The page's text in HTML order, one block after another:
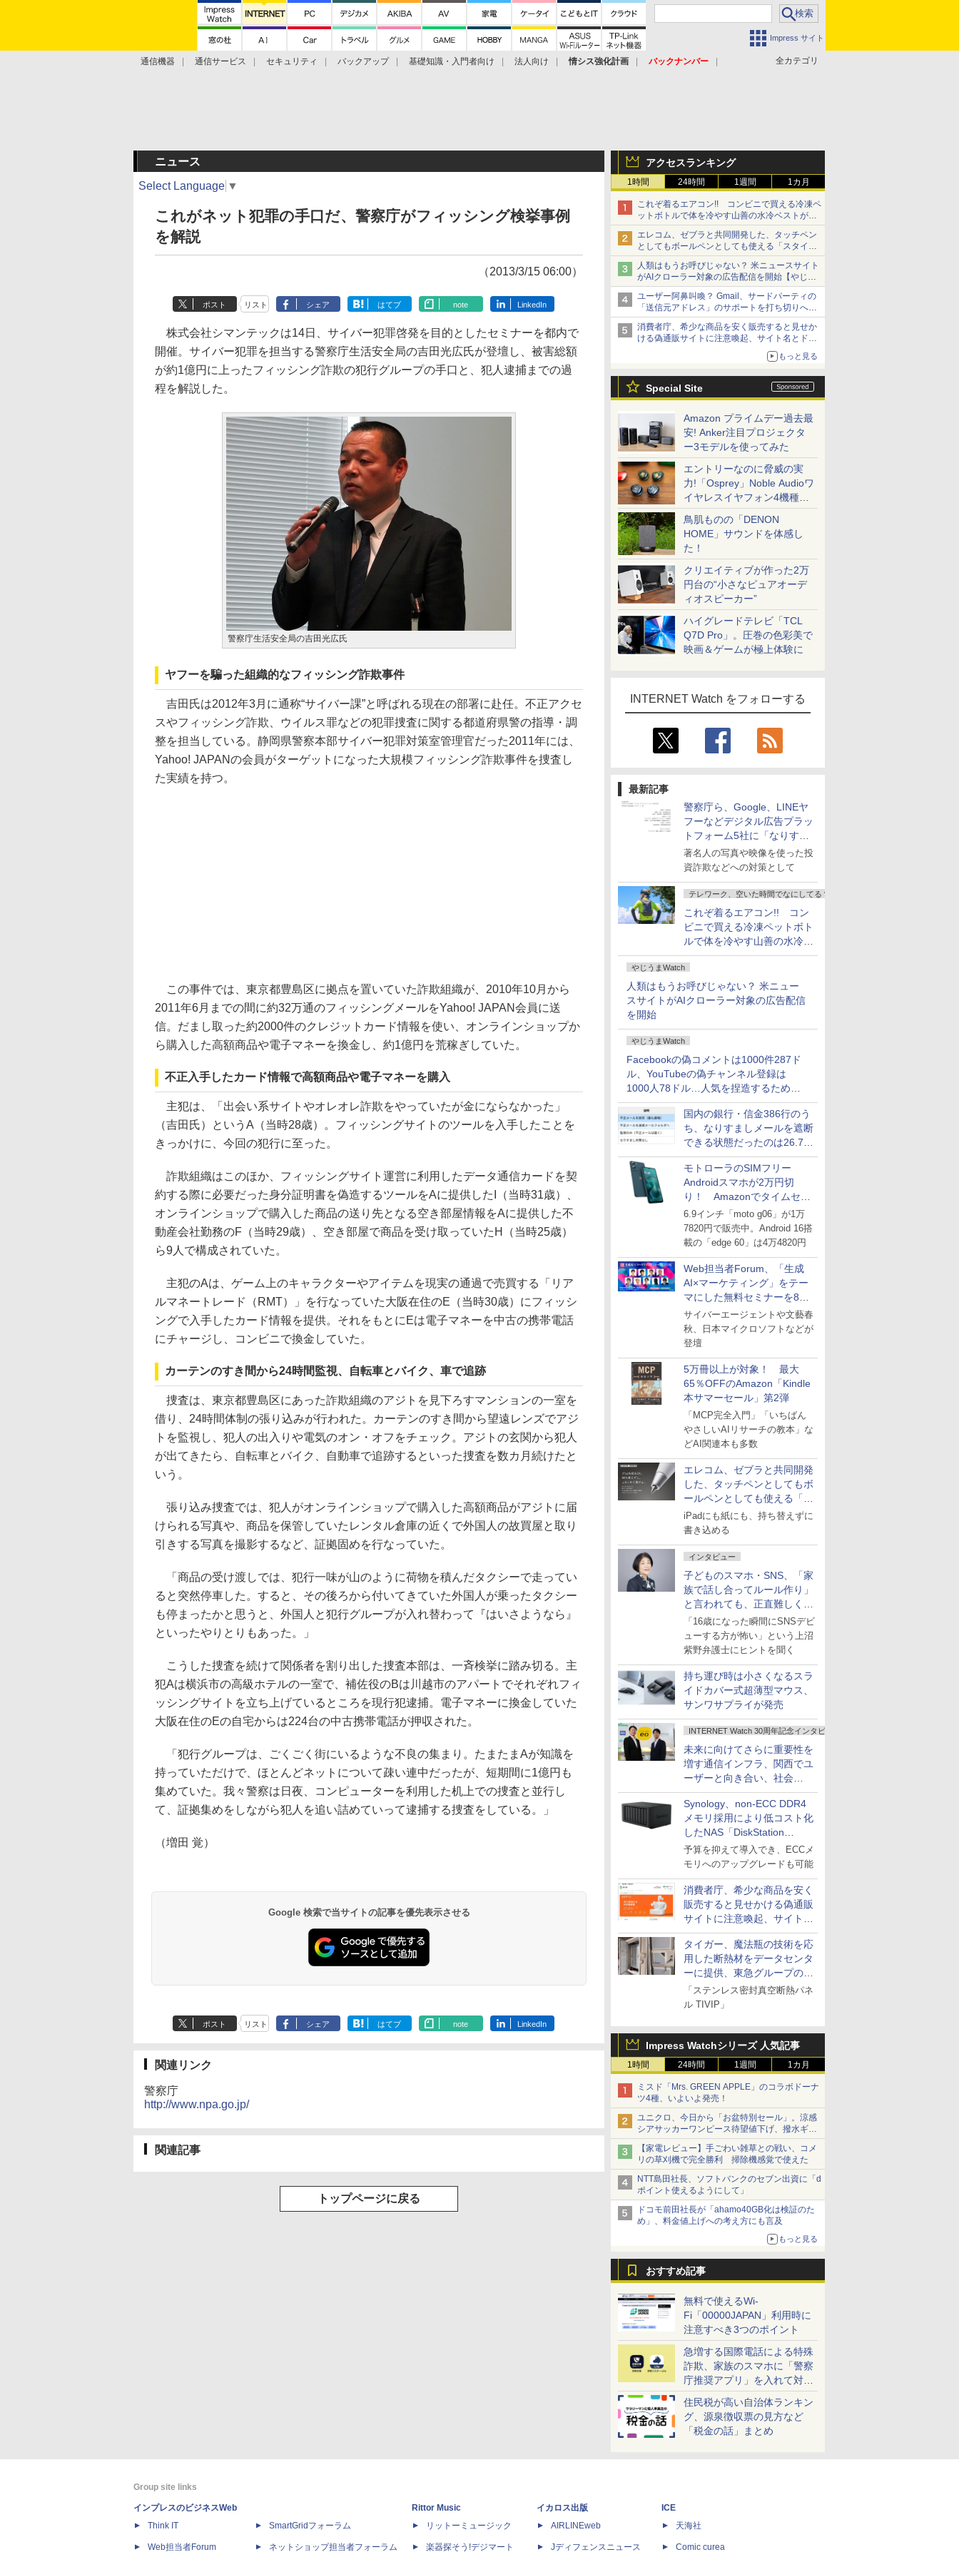
Impress サイト
全カテゴリ
通信機器 通信サービス セキュリティ バックアップ 基礎知識・入門者向け 法人向け 情シス強化計画
バックナンバー
アクセスランキング
1時間 24時間 1週間 1カ月
これぞ着るエアコン!! コンビニで買える冷凍ペ
ットボトルで体を冷やす山善の水冷ベストがロ
ードバイクにちょうどいい【ぼっち・ざ・ろー
ど！その14】【空いた時間でなにしてる？】
エレコム、ゼブラと共同開発した、タッチペン
としてもボールペンとしても使える「スタイラ
スツーウェイ」発売 iPadにも紙にも、持ち替
えずに書き込める
人類はもうお呼びじゃない？ 米ニュースサイト
がAIクローラー対象の広告配信を開始【やじう
まWatch】
ユーザー阿鼻叫喚？ Gmail、サードパーティの
「送信元アドレス」のサポートを打ち切りへ
【やじうまWatch】
消費者庁、希少な商品を安く販売すると見せか
ける偽通販サイトに注意喚起、サイト名とドメ
もっと見る
Special Site
Amazon プライムデー過去最
安! Anker注目プロジェクタ
ー3モデルを使ってみた
エントリーなのに脅威の実
力!「Osprey」Noble Audioワ
イヤレスイヤフォン4機種を
一気に聴く
鳥肌ものの「DENON
HOME」サウンドを体感し
た！
クリエイティブが作った2万
円台の“小さなピュアオーデ
ィオスピーカー”
ハイグレードテレビ「TCL
Q7D Pro」。圧巻の色彩美で
映画＆ゲームが極上体験に
INTERNET Watch をフォローする
最新記事
警察庁ら、Google、LINEヤ
フーなどデジタル広告プラッ
トフォーム5社に「なりすま
し詐欺広告」対策強化を要請
著名人の写真や映像を使った投
資詐欺などへの対策として
テレワーク、空いた時間でなにしてる？
これぞ着るエアコン!! コン
ビニで買える冷凍ペットボト
ルで体を冷やす山善の水冷ベ
ストがロードバイクにちょう
どいい【ぼっち・ざ・ろー
ど！その14】
やじうまWatch
人類はもうお呼びじゃない？ 米ニュー
スサイトがAIクローラー対象の広告配信
を開始
やじうまWatch
Facebookの偽コメントは1000件287ド
ル、YouTubeの偽チャンネル登録は
1000人78ドル…人気を捏造するための
価格リストが公開中
国内の銀行・信金386行のう
ち、なりすましメールを遮断
できる状態だったのは26.7％
にとどまる～GMOブランド
セキュリティ調査
モトローラのSIMフリー
Androidスマホが2万円切
り！ Amazonでタイムセー
ル
6.9インチ「moto g06」が1万
7820円で販売中。Android 16搭
載の「edge 60」は4万4820円
Web担当者Forum、「生成
AI×マーケティング」をテー
マにした無料セミナーを8月
27日にオンライン開催
サイバーエージェントや文藝春
秋、日本マイクロソフトなどが
登壇
5万冊以上が対象！ 最大
65％OFFのAmazon「Kindle
本サマーセール」第2弾
「MCP完全入門」「いちばん
やさしいAIリサーチの教本」な
どAI関連本も多数
エレコム、ゼブラと共同開発
した、タッチペンとしてもボ
ールペンとしても使える「ス
タイラスツーウェイ」発売
iPadにも紙にも、持ち替えずに
書き込める
インタビュー
子どものスマホ・SNS、「家
族で話し合ってルール作り」
と言われても、正直難しくな
いですか？
「16歳になった瞬間にSNSデビ
ューする方が怖い」という上沼
紫野弁護士にヒントを聞く
持ち運び時は小さくなるスラ
イドカバー式超薄型マウス、
サンワサプライが発売
INTERNET Watch 30周年記念インタビュー
未来に向けてさらに重要性を
増す通信インフラ、関西でユ
ーザーと向き合い、社会
の“あたらしい”を起動し続け
る～オプテージ
Synology、non-ECC DDR4
メモリ採用により低コスト化
したNAS「DiskStation
neo+」シリーズ
予算を抑えて導入でき、ECCメ
モリへのアップグレードも可能
消費者庁、希少な商品を安く
販売すると見せかける偽通販
サイトに注意喚起、サイト名
とドメイン名を公表
タイガー、魔法瓶の技術を応
用した断熱材をデータセンタ
ーに提供、東急グループの実
証実験で
「ステンレス密封真空断熱パネ
ル TIVIP」
Impress Watchシリーズ 人気記事
1時間 24時間 1週間 1カ月
ミスド「Mrs. GREEN APPLE」のコラボドーナ
ツ4種、いよいよ発売！
ユニクロ、今日から「お盆特別セール」。涼感
シアサッカーワンピース待望値下げ、撥水ギア
ショーツは1990円に
【家電レビュー】手ごわい雑草との戦い、コメ
リの草刈機で完全勝利 掃除機感覚で使えた
NTT島田社長、ソフトバンクのセブン出資に「d
ポイント使えるようにして」
ドコモ前田社長が「ahamo40GB化は検証のた
め」、料金値上げへの考え方にも言及
もっと見る
おすすめ記事
無料で使えるWi-
Fi「00000JAPAN」利用時に
注意すべき3つのポイント
急増する国際電話による特殊
詐欺、家族のスマホに「警察
庁推奨アプリ」を入れて対策
しよう！
住民税が高い自治体ランキン
グ、源泉徴収票の見方など
「税金の話」まとめ
ニュース
Select Language ▼
これがネット犯罪の手口だ、警察庁がフィッシング検挙事例
を解説
（2013/3/15 06:00）
ポスト リスト シェア はてブ note LinkedIn
株式会社シマンテックは14日、サイバー犯罪啓発を目的としたセミナーを都内で
開催。サイバー犯罪を担当する警察庁生活安全局の吉田光広氏が登壇し、被害総額
が約1億円に上ったフィッシング詐欺の犯行グループの手口と、犯人逮捕までの過
程を解説した。
警察庁生活安全局の吉田光広氏
ヤフーを騙った組織的なフィッシング詐欺事件
吉田氏は2012年3月に通称“サイバー課”と呼ばれる現在の部署に赴任。不正アクセ
スやフィッシング詐欺、ウイルス罪などの犯罪捜査に関する都道府県警の指導・調
整を担当している。静岡県警察本部サイバー犯罪対策室管理官だった2011年には、
Yahoo! JAPANの会員がターゲットになった大規模フィッシング詐欺事件を捜査し
た実績を持つ。
この事件では、東京都豊島区に拠点を置いていた詐欺組織が、2010年10月から
2011年6月までの間に約32万通のフィッシングメールをYahoo! JAPAN会員に送
信。だまし取った約2000件のクレジットカード情報を使い、オンラインショップか
ら購入した高額商品や電子マネーを換金し、約1億円を荒稼ぎしていた。
不正入手したカード情報で高額商品や電子マネーを購入
主犯は、「出会い系サイトやオレオレ詐欺をやっていたが金にならなかった」
（吉田氏）というA（当時28歳）。フィッシングサイトのツールを入手したことを
きっかけに、今回の犯行に至った。
詐欺組織はこのほか、フィッシングサイト運営に利用したデータ通信カードを契
約する際に必要だった身分証明書を偽造するツールをAに提供したI（当時31歳）、
オンラインショップで購入した商品の送り先となる空き部屋情報をAに提供した不
動産会社勤務のF（当時29歳）、空き部屋で商品を受け取っていたH（当時25歳）
ら9人で構成されていた。
主犯のAは、ゲーム上のキャラクターやアイテムを現実の通過で売買する「リア
ルマネートレード（RMT）」を行なっていた大阪在住のE（当時30歳）にフィッシ
ングで入手したカード情報を提供。それをもとにEは電子マネーを中古の携帯電話
にチャージし、コンビニで換金していた。
カーテンのすき間から24時間監視、自転車とバイク、車で追跡
捜査は、東京都豊島区にあった詐欺組織のアジトを見下ろすマンションの一室を
借り、24時間体制の張り込みが行われた。カーテンのすき間から望遠レンズでアジ
トを監視し、犯人の出入りや電気のオン・オフをチェック。アジトの玄関から犯人
が出てきたら、自転車とバイク、自動車で追跡するといった捜査を数カ月続けたと
いう。
張り込み捜査では、犯人がオンラインショップで購入した高額商品がアジトに届
けられる写真や、商品を保管していたレンタル倉庫の近くで外国人の故買屋と取り
引きする写真を撮影するなど、証拠固めを行なっていた。
「商品の受け渡しでは、犯行一味が山のように荷物を積んだタクシーで走ってい
ると突然停車した。すると、その後ろから付いてきていた外国人が乗ったタクシー
も停まったかと思うと、外国人と犯行グループが入れ替わって『はいさようなら』
といったやりとりもあった。」
こうした捜査を続けて関係者を割り出した捜査本部は、一斉検挙に踏み切る。主
犯Aは横浜市の高級ホテルの一室で、補佐役のBは川越市のアパートでそれぞれフィ
ッシングサイトを立ち上げているところを現行犯逮捕。電子マネーに換金していた
大阪在住のEの自宅からは224台の中古携帯電話が押収された。
「犯行グループは、ごくごく街にいるような不良の集まり。たまたまAが知識を
持っていただけで、ほとんどネットについて疎い連中だったが、短期間に1億円も
集めていた。我々警察は日夜、コンピューターを利用した机上での捜査と並行し
て、証拠集めをしながら犯人を追い詰めていって逮捕する捜査をしている。」
（増田 覚）
Google 検索で当サイトの記事を優先表示させる
ポスト リスト シェア はてブ note LinkedIn
関連リンク
警察庁
http://www.npa.go.jp/
関連記事
トップページに戻る
Group site links
インプレスのビジネスWeb
Think IT
Web担当者Forum
SmartGridフォーラム
ネットショップ担当者フォーラム
Rittor Music
リットーミュージック
楽器探そう!デジマート
イカロス出版
AIRLINEweb
Jディフェンスニュース
ICE
天海社
Comic curea